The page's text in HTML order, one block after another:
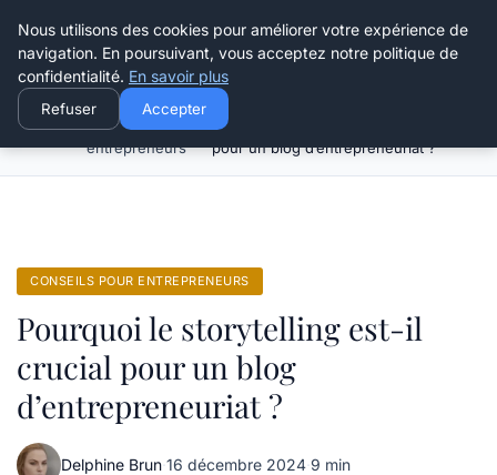
Henry Panky
Conseils pour
entrepreneurs
Pourquoi le storytelling est-il crucial
pour un blog d’entrepreneuriat ?
CONSEILS POUR ENTREPRENEURS
Pourquoi le storytelling est-il
crucial pour un blog
d’entrepreneuriat ?
Delphine Brun·16 décembre 2024·9 min
Nous utilisons des cookies pour améliorer votre expérience de
navigation. En poursuivant, vous acceptez notre politique de
confidentialité. En savoir plus
Refuser Accepter